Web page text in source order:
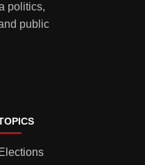
politics,
public
Elections